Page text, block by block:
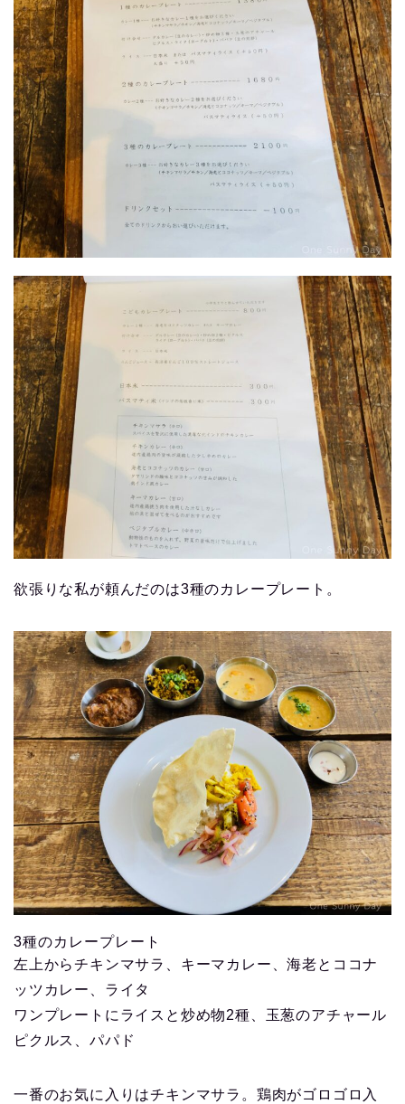
欲張りな私が頼んだのは3種のカレープレート。
3種のカレープレート
左上からチキンマサラ、キーマカレー、海老とココナ
ッツカレー、ライタ
ワンプレートにライスと炒め物2種、玉葱のアチャール
ピクルス、パパド
一番のお気に入りはチキンマサラ。鶏肉がゴロゴロ入